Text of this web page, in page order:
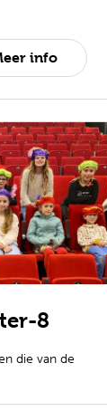
info
8
die van de